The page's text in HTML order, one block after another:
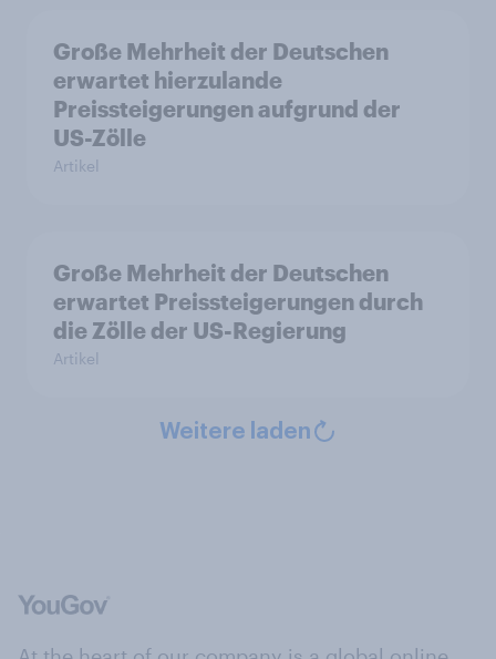
Große Mehrheit der Deutschen
erwartet hierzulande
Preissteigerungen aufgrund der
US-Zölle
Artikel
Große Mehrheit der Deutschen
erwartet Preissteigerungen durch
die Zölle der US-Regierung
Artikel
Weitere laden